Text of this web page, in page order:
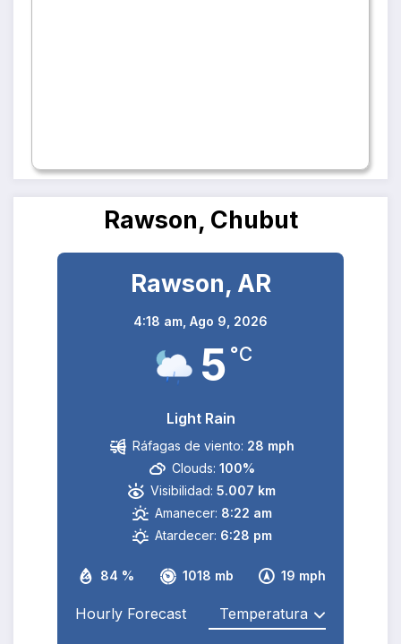
Rawson, Chubut
Rawson, AR
4:18 am, Ago 9, 2026
5 °C
Light Rain
84 % 1018 mb 19 mph
Ráfagas de viento: 28 mph
Clouds: 100%
Visibilidad: 5.007 km
Amanecer: 8:22 am
Atardecer: 6:28 pm
Hourly Forecast